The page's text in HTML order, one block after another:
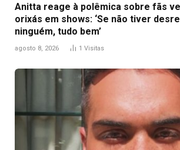
Anitta reage à polêmica sobre fãs
orixás em shows: ‘Se não tiver
ninguém, tudo bem’
agosto 8, 2026 1 Visitas